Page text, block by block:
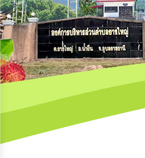
การ
ปฏิสัมพันธ์
ข้อมูล
รับ
ฟัง
ความ
คิด
แผน
แผน
พัฒนา